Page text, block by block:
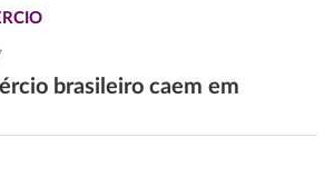
brasileiro caem em